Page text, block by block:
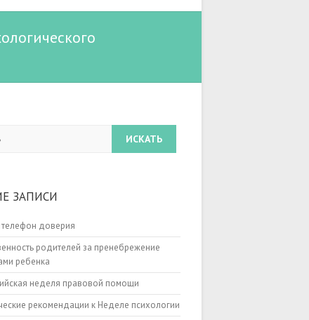
ЗАПИСИ
телефон доверия
родителей за пренебрежение
ребенка
неделя правовой помощи
рекомендации к Неделе психологии